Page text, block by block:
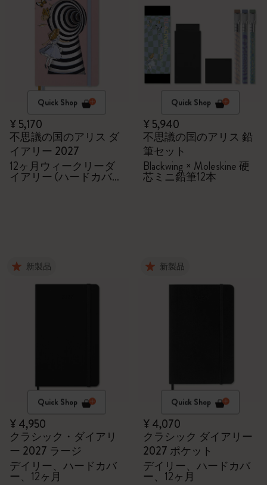
Quick Shop
¥ 5,170
不思議の国のアリス ダ
イアリー 2027
12ヶ月ウィークリーダ
イアリー (ハードカバ
Quick Shop
¥ 5,940
不思議の国のアリス 鉛
筆セット
Blackwing × Moleskine 硬
芯ミニ鉛筆12本
新製品
Quick Shop
¥ 4,950
クラシック・ダイアリ
ー 2027 ラージ
デイリー、ハードカバ
ー、12ヶ月
新製品
Quick Shop
¥ 4,070
クラシック ダイアリー
2027 ポケット
デイリー、ハードカバ
ー、12ヶ月